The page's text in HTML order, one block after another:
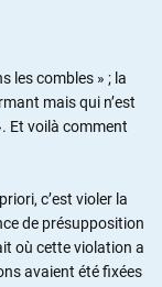
les combles » ; la
mais qui n’est
Et voilà comment
c’est violer la
de présupposition
où cette violation a
avaient été fixées